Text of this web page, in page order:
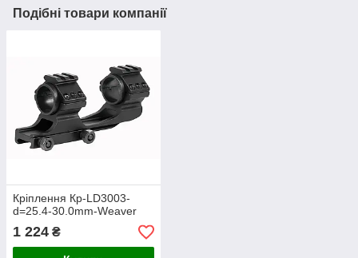
Подібні товари компанії
Кріплення Кр-LD3003-
d=25.4-30.0mm-Weaver
1 224 ₴